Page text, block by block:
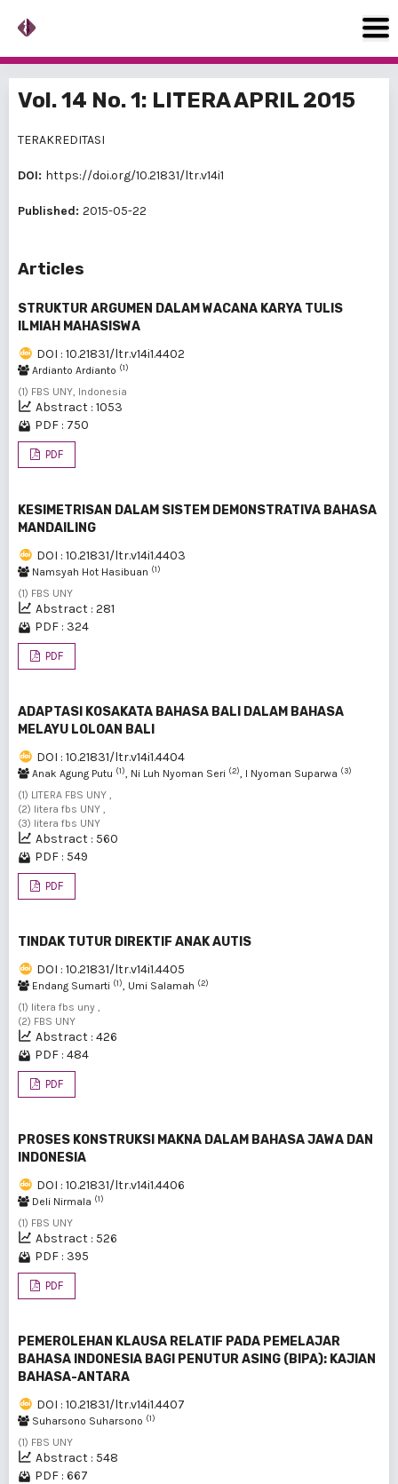
Vol. 14 No. 1: LITERA APRIL 2015
TERAKREDITASI
DOI: https://doi.org/10.21831/ltr.v14i1
Published: 2015-05-22
Articles
STRUKTUR ARGUMEN DALAM WACANA KARYA TULIS
ILMIAH MAHASISWA
DOI : 10.21831/ltr.v14i1.4402
Ardianto Ardianto (1)
(1) FBS UNY, Indonesia
Abstract : 1053
PDF : 750
PDF
KESIMETRISAN DALAM SISTEM DEMONSTRATIVA BAHASA
MANDAILING
DOI : 10.21831/ltr.v14i1.4403
Namsyah Hot Hasibuan (1)
(1) FBS UNY
Abstract : 281
PDF : 324
PDF
ADAPTASI KOSAKATA BAHASA BALI DALAM BAHASA
MELAYU LOLOAN BALI
DOI : 10.21831/ltr.v14i1.4404
Anak Agung Putu (1), Ni Luh Nyoman Seri (2), I Nyoman Suparwa (3)
(1) LITERA FBS UNY ,
(2) litera fbs UNY ,
(3) litera fbs UNY
Abstract : 560
PDF : 549
PDF
TINDAK TUTUR DIREKTIF ANAK AUTIS
DOI : 10.21831/ltr.v14i1.4405
Endang Sumarti (1), Umi Salamah (2)
(1) litera fbs uny ,
(2) FBS UNY
Abstract : 426
PDF : 484
PDF
PROSES KONSTRUKSI MAKNA DALAM BAHASA JAWA DAN
INDONESIA
DOI : 10.21831/ltr.v14i1.4406
Deli Nirmala (1)
(1) FBS UNY
Abstract : 526
PDF : 395
PDF
PEMEROLEHAN KLAUSA RELATIF PADA PEMELAJAR
BAHASA INDONESIA BAGI PENUTUR ASING (BIPA): KAJIAN
BAHASA-ANTARA
DOI : 10.21831/ltr.v14i1.4407
Suharsono Suharsono (1)
(1) FBS UNY
Abstract : 548
PDF : 667